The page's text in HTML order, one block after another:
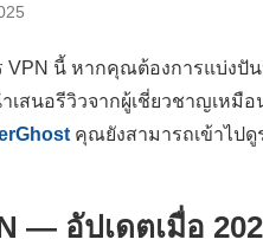
VPN นี้ หากคุณต้องการแบ่ง
เสนอรีวิวจากผู้เชี่ยวชาญเห
คุณยังสามารถเข้าไปดู
— อัปเดตเมื่อ